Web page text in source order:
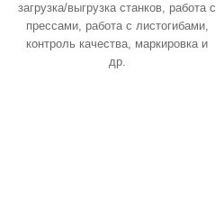
загрузка/выгрузка станков, работа с
прессами, работа с листогибами,
контроль качества, маркировка и
др.